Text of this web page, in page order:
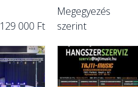
129 000 Ft
Megegyezés
szerint